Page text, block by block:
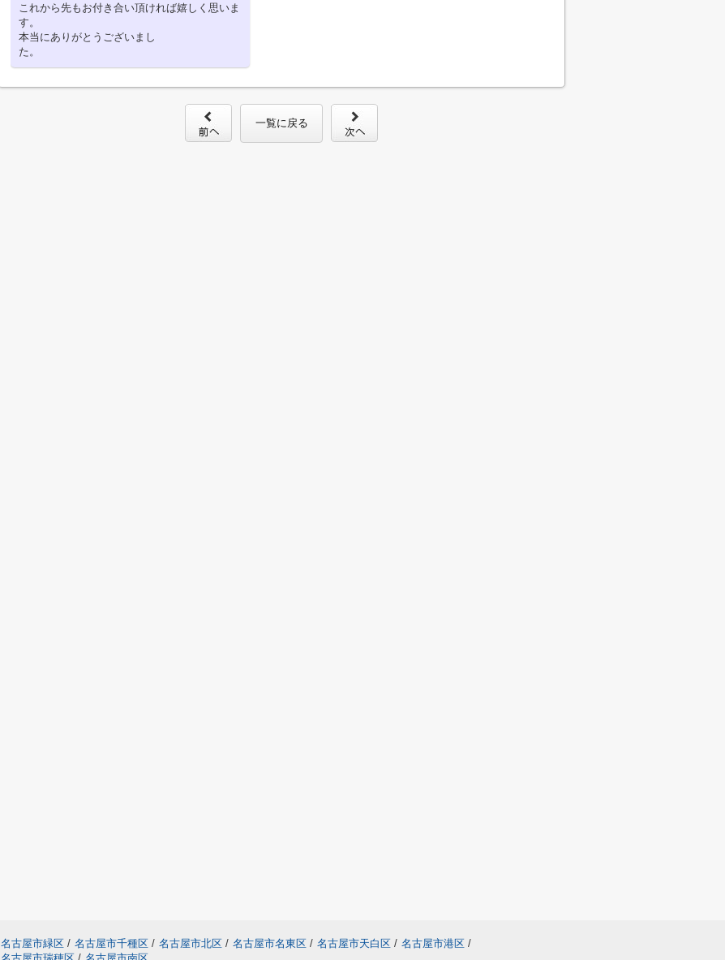
これから先もお付き合い頂ければ嬉しく思いま
す。
本当にありがとうございまし
た。
一覧に戻る
名古屋市緑区 / 名古屋市千種区 / 名古屋市北区 / 名古屋市名東区 / 名古屋市天白区 / 名古屋市港区 /